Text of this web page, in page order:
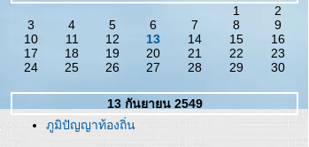
1
2
3
4 5 6 7 8
9
10
11 12 13 14 15
16
17
18 19 20 21 22
23
24
25 26 27 28 29 30
13 กันยายน 2549
ภูมิปัญญาท้องถิ่น